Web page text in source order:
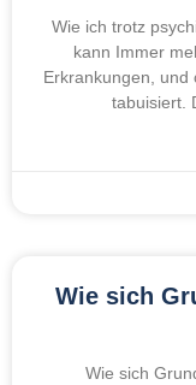
Wie ich trotz
kann Immer
Erkrankungen, und
tabuisiert.
Wie sich
Wie sich